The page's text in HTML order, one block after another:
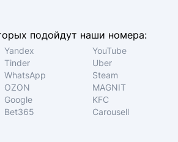
подойдут наши номера:
Yandex
YouTube
Tinder
Uber
WhatsApp
Steam
OZON
MAGNIT
Google
KFC
Bet365 Carousell